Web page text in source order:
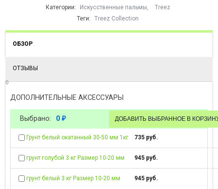
Категории: Искусственные пальмы,
Treez
Теги:
Treez Collection
ОБЗОР
ОТЗЫВЫ
0
ДОПОЛНИТЕЛЬНЫЕ АКСЕССУАРЫ
Выбрано: 0 ₽
Грунт белый окатанный 30-50 мм 1кг 735 руб.
грунт голубой 3 кг Размер 10-20 мм 945 руб.
грунт белый 3 кг Размер 10-20 мм 945 руб.